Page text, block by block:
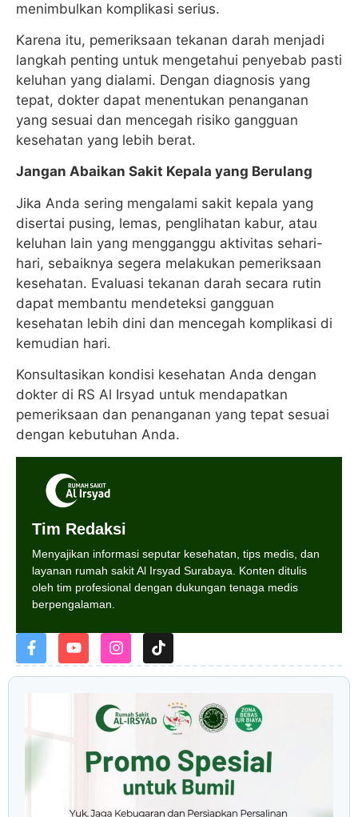
menimbulkan komplikasi serius.
Karena itu, pemeriksaan tekanan darah menjadi
langkah penting untuk mengetahui penyebab pasti
keluhan yang dialami. Dengan diagnosis yang
tepat, dokter dapat menentukan penanganan
yang sesuai dan mencegah risiko gangguan
kesehatan yang lebih berat.
Jangan Abaikan Sakit Kepala yang Berulang
Jika Anda sering mengalami sakit kepala yang
disertai pusing, lemas, penglihatan kabur, atau
keluhan lain yang mengganggu aktivitas sehari-
hari, sebaiknya segera melakukan pemeriksaan
kesehatan. Evaluasi tekanan darah secara rutin
dapat membantu mendeteksi gangguan
kesehatan lebih dini dan mencegah komplikasi di
kemudian hari.
Konsultasikan kondisi kesehatan Anda dengan
dokter di RS Al Irsyad untuk mendapatkan
pemeriksaan dan penanganan yang tepat sesuai
dengan kebutuhan Anda.
Tim Redaksi
Menyajikan informasi seputar kesehatan, tips medis, dan
layanan rumah sakit Al Irsyad Surabaya. Konten ditulis
oleh tim profesional dengan dukungan tenaga medis
berpengalaman.